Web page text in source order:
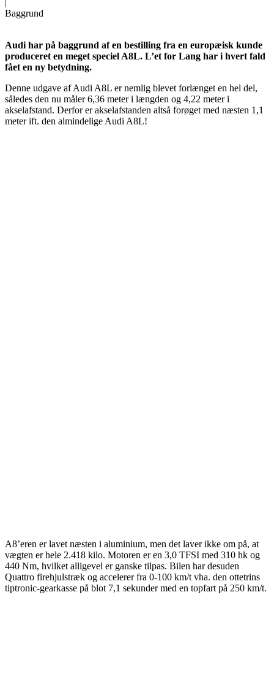
Baggrund
Audi har på baggrund af en bestilling fra en europæisk kunde
produceret en meget speciel A8L. L’et for Lang har i hvert fald
fået en ny betydning.
Denne udgave af Audi A8L er nemlig blevet forlænget en hel del,
således den nu måler 6,36 meter i længden og 4,22 meter i
akselafstand. Derfor er akselafstanden altså forøget med næsten 1,1
meter ift. den almindelige Audi A8L!
A8’eren er lavet næsten i aluminium, men det laver ikke om på, at
vægten er hele 2.418 kilo. Motoren er en 3,0 TFSI med 310 hk og
440 Nm, hvilket alligevel er ganske tilpas. Bilen har desuden
Quattro firehjulstræk og accelerer fra 0-100 km/t vha. den ottetrins
tiptronic-gearkasse på blot 7,1 sekunder med en topfart på 250 km/t.